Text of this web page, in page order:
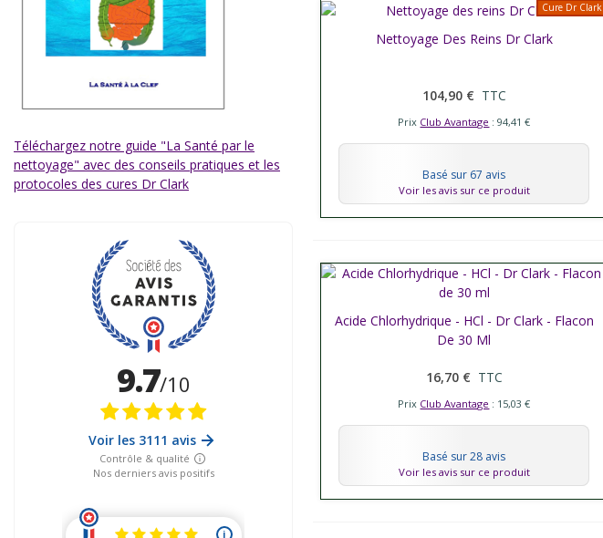
Téléchargez notre guide "La Santé par le
nettoyage" avec des conseils pratiques et les
protocoles des cures Dr Clark
Cure Dr Clark
Afficher plus
Nettoyage Des Reins Dr Clark
104,90 € TTC
Prix Club Avantage : 94,41 €
Basé sur 67 avis
Voir les avis sur ce produit
Afficher plus
Acide Chlorhydrique - HCl - Dr Clark - Flacon
De 30 Ml
16,70 € TTC
Prix Club Avantage : 15,03 €
Basé sur 28 avis
Voir les avis sur ce produit